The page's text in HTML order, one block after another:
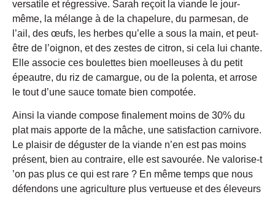
versatile et régressive. Sarah reçoit la viande le jour-
même, la mélange à de la chapelure, du parmesan, de
l’ail, des œufs, les herbes qu’elle a sous la main, et peut-
être de l’oignon, et des zestes de citron, si cela lui chante.
Elle associe ces boulettes bien moelleuses à du petit
épeautre, du riz de camargue, ou de la polenta, et arrose
le tout d’une sauce tomate bien compotée.
Ainsi la viande compose finalement moins de 30% du
plat mais apporte de la mâche, une satisfaction carnivore.
Le plaisir de déguster de la viande n’en est pas moins
présent, bien au contraire, elle est savourée. Ne valorise-t
’on pas plus ce qui est rare ? En même temps que nous
défendons une agriculture plus vertueuse et des éleveurs